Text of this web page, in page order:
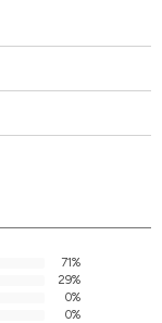
71%
29%
0%
0%